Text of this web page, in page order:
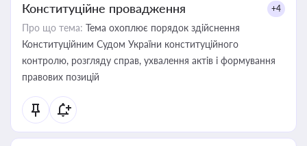
Конституційне провадження +4
Про що тема: Тема охоплює порядок здійснення
Конституційним Судом України конституційного
контролю, розгляду справ, ухвалення актів і формування
правових позицій